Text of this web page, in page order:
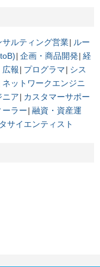
サルティング営業
ルー
企画・商品開発 経
広報 プログラマ
シス
ネットワークエンジニ
ニア
カスタマーサポー
ーラー 融資・資産運
サイエンティスト